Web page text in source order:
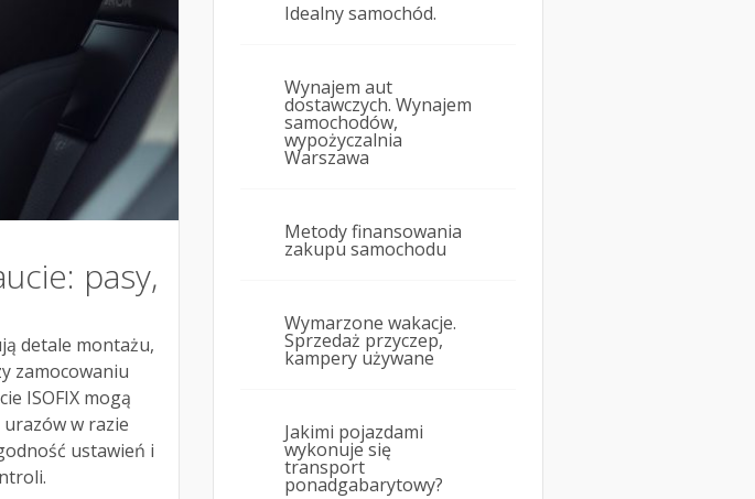
pasy,
detale montażu,
zamocowaniu
ISOFIX mogą
w razie
ustawień i
Idealny samochód.
Wynajem aut
dostawczych. Wynajem
samochodów,
wypożyczalnia
Warszawa
Metody finansowania
zakupu samochodu
Wymarzone wakacje.
Sprzedaż przyczep,
kampery używane
Jakimi pojazdami
wykonuje się
transport
ponadgabarytowy?